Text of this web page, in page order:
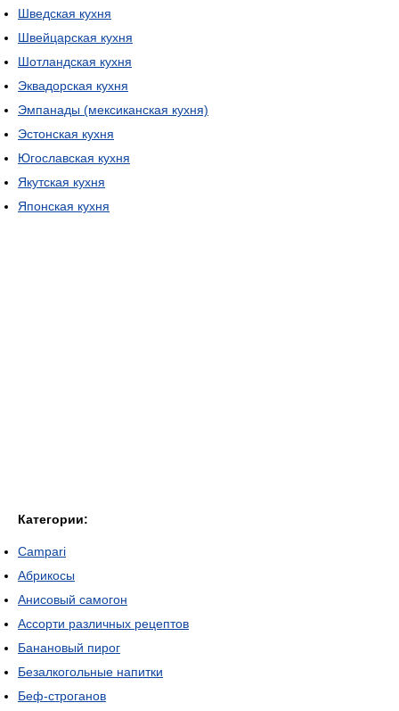
Шведская кухня
Швейцарская кухня
Шотландская кухня
Эквадорская кухня
Эмпанады (мексиканская кухня)
Эстонская кухня
Югославская кухня
Якутская кухня
Японская кухня
Категории:
Campari
Абрикосы
Анисовый самогон
Ассорти различных рецептов
Банановый пирог
Безалкогольные напитки
Беф-строганов